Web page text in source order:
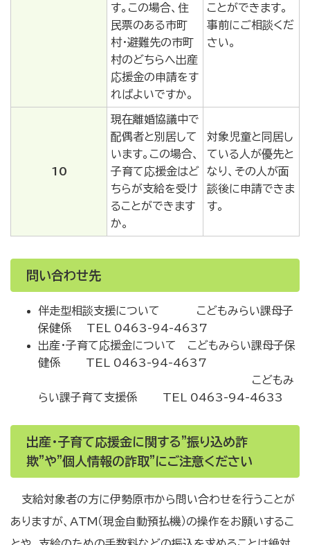
す。この場合、住
民票のある市町
村･避難先の市町
村のどちらへ出産
応援金の申請をす
ればよいですか。
ことができます。
事前にご相談くだ
さい。
10
現在離婚協議中で
配偶者と別居して
います。この場合、
子育て応援金はど
ちらが支給を受け
ることができます
か。
対象児童と同居し
ている人が優先と
なり、その人が面
談後に申請できま
す。
問い合わせ先
伴走型相談支援について こどもみらい課母子
保健係 TEL 0463-94-4637
出産・子育て応援金について こどもみらい課母子保
健係 TEL 0463-94-4637
こどもみ
らい課子育て支援係 TEL 0463-94-4633
出産・子育て応援金に関する”振り込め詐
欺”や”個人情報の詐取”にご注意ください
支給対象者の方に伊勢原市から問い合わせを行うことが
ありますが、ATM（現金自動預払機）の操作をお願いするこ